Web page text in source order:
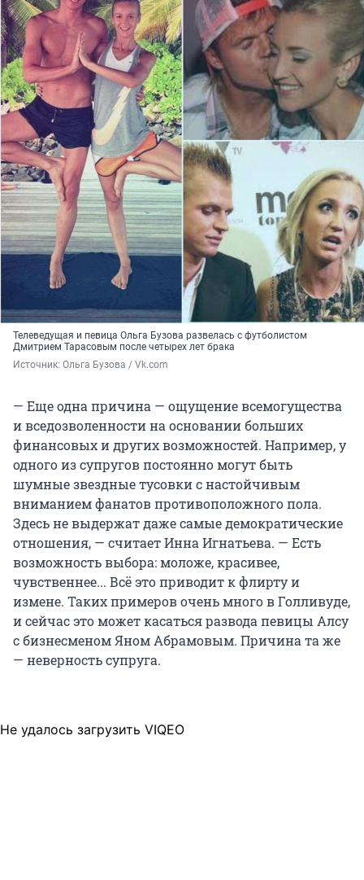
Телеведущая и певица Ольга Бузова развелась с футболистом
Дмитрием Тарасовым после четырех лет брака
Источник: Ольга Бузова / Vk.com
— Еще одна причина — ощущение всемогущества
и вседозволенности на основании больших
финансовых и других возможностей. Например, у
одного из супругов постоянно могут быть
шумные звездные тусовки с настойчивым
вниманием фанатов противоположного пола.
Здесь не выдержат даже самые демократические
отношения, — считает Инна Игнатьева. — Есть
возможность выбора: моложе, красивее,
чувственнее... Всё это приводит к флирту и
измене. Таких примеров очень много в Голливуде,
и сейчас это может касаться развода певицы Алсу
с бизнесменом Яном Абрамовым. Причина та же
— неверность супруга.
Не удалось загрузить VIQEO